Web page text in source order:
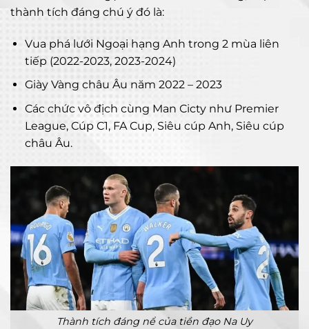
thành tích đáng chú ý đó là:
Vua phá lưới Ngoại hạng Anh trong 2 mùa liên
tiếp (2022-2023, 2023-2024)
Giày Vàng châu Âu năm 2022 – 2023
Các chức vô địch cùng Man Cicty như Premier
League, Cúp C1, FA Cup, Siêu cúp Anh, Siêu cúp
châu Âu.
Thành tích đáng nể của tiền đạo Na Uy